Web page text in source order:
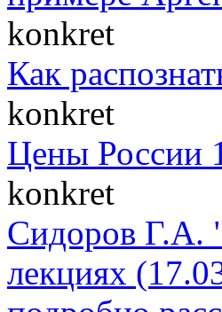
konkret
Как
konkret
Цены России
konkret
Сидоров Г.А.
лекциях